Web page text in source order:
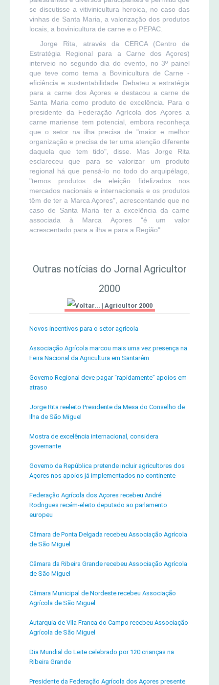
se discutisse a vitivinicultura heroica, no caso das
vinhas de Santa Maria, a valorização dos produtos
locais, a bovinicultura de carne e o PEPAC.
Jorge Rita, através da CERCA (Centro de
Estratégia Regional para a Carne dos Açores)
interveio no segundo dia do evento, no 3º painel
que teve como tema a Bovinicultura de Carne -
eficiência e sustentabilidade. Debateu a estratégia
para a carne dos Açores e destacou a carne de
Santa Maria como produto de excelência. Para o
presidente da Federação Agrícola dos Açores a
carne mariense tem potencial, embora reconheça
que o setor na ilha precisa de "maior e melhor
organização e precisa de ter uma atenção diferente
daquela que tem tido", disse. Mas Jorge Rita
esclareceu que para se valorizar um produto
regional há que pensá-lo no todo do arquipélago,
"temos produtos de eleição fidelizados nos
mercados nacionais e internacionais e os produtos
têm de ter a Marca Açores", acrescentando que no
caso de Santa Maria ter a excelência da carne
associada à Marca Açores "é um valor
acrescentado para a ilha e para a Região".
Outras notícias do Jornal Agricultor
2000
| Agricultor 2000
Novos incentivos para o setor agrícola
Associação Agrícola marcou mais uma vez presença na
Feira Nacional da Agricultura em Santarém
Governo Regional deve pagar “rapidamente” apoios em
atraso
Jorge Rita reeleito Presidente da Mesa do Conselho de
Ilha de São Miguel
Mostra de excelência internacional, considera
governante
Governo da República pretende incluir agricultores dos
Açores nos apoios já implementados no continente
Federação Agrícola dos Açores recebeu André
Rodrigues recém-eleito deputado ao parlamento
europeu
Câmara de Ponta Delgada recebeu Associação Agrícola
de São Miguel
Câmara da Ribeira Grande recebeu Associação Agrícola
de São Miguel
Câmara Municipal de Nordeste recebeu Associação
Agrícola de São Miguel
Autarquia de Vila Franca do Campo recebeu Associação
Agrícola de São Miguel
Dia Mundial do Leite celebrado por 120 crianças na
Ribeira Grande
Presidente da Federação Agrícola dos Açores presente